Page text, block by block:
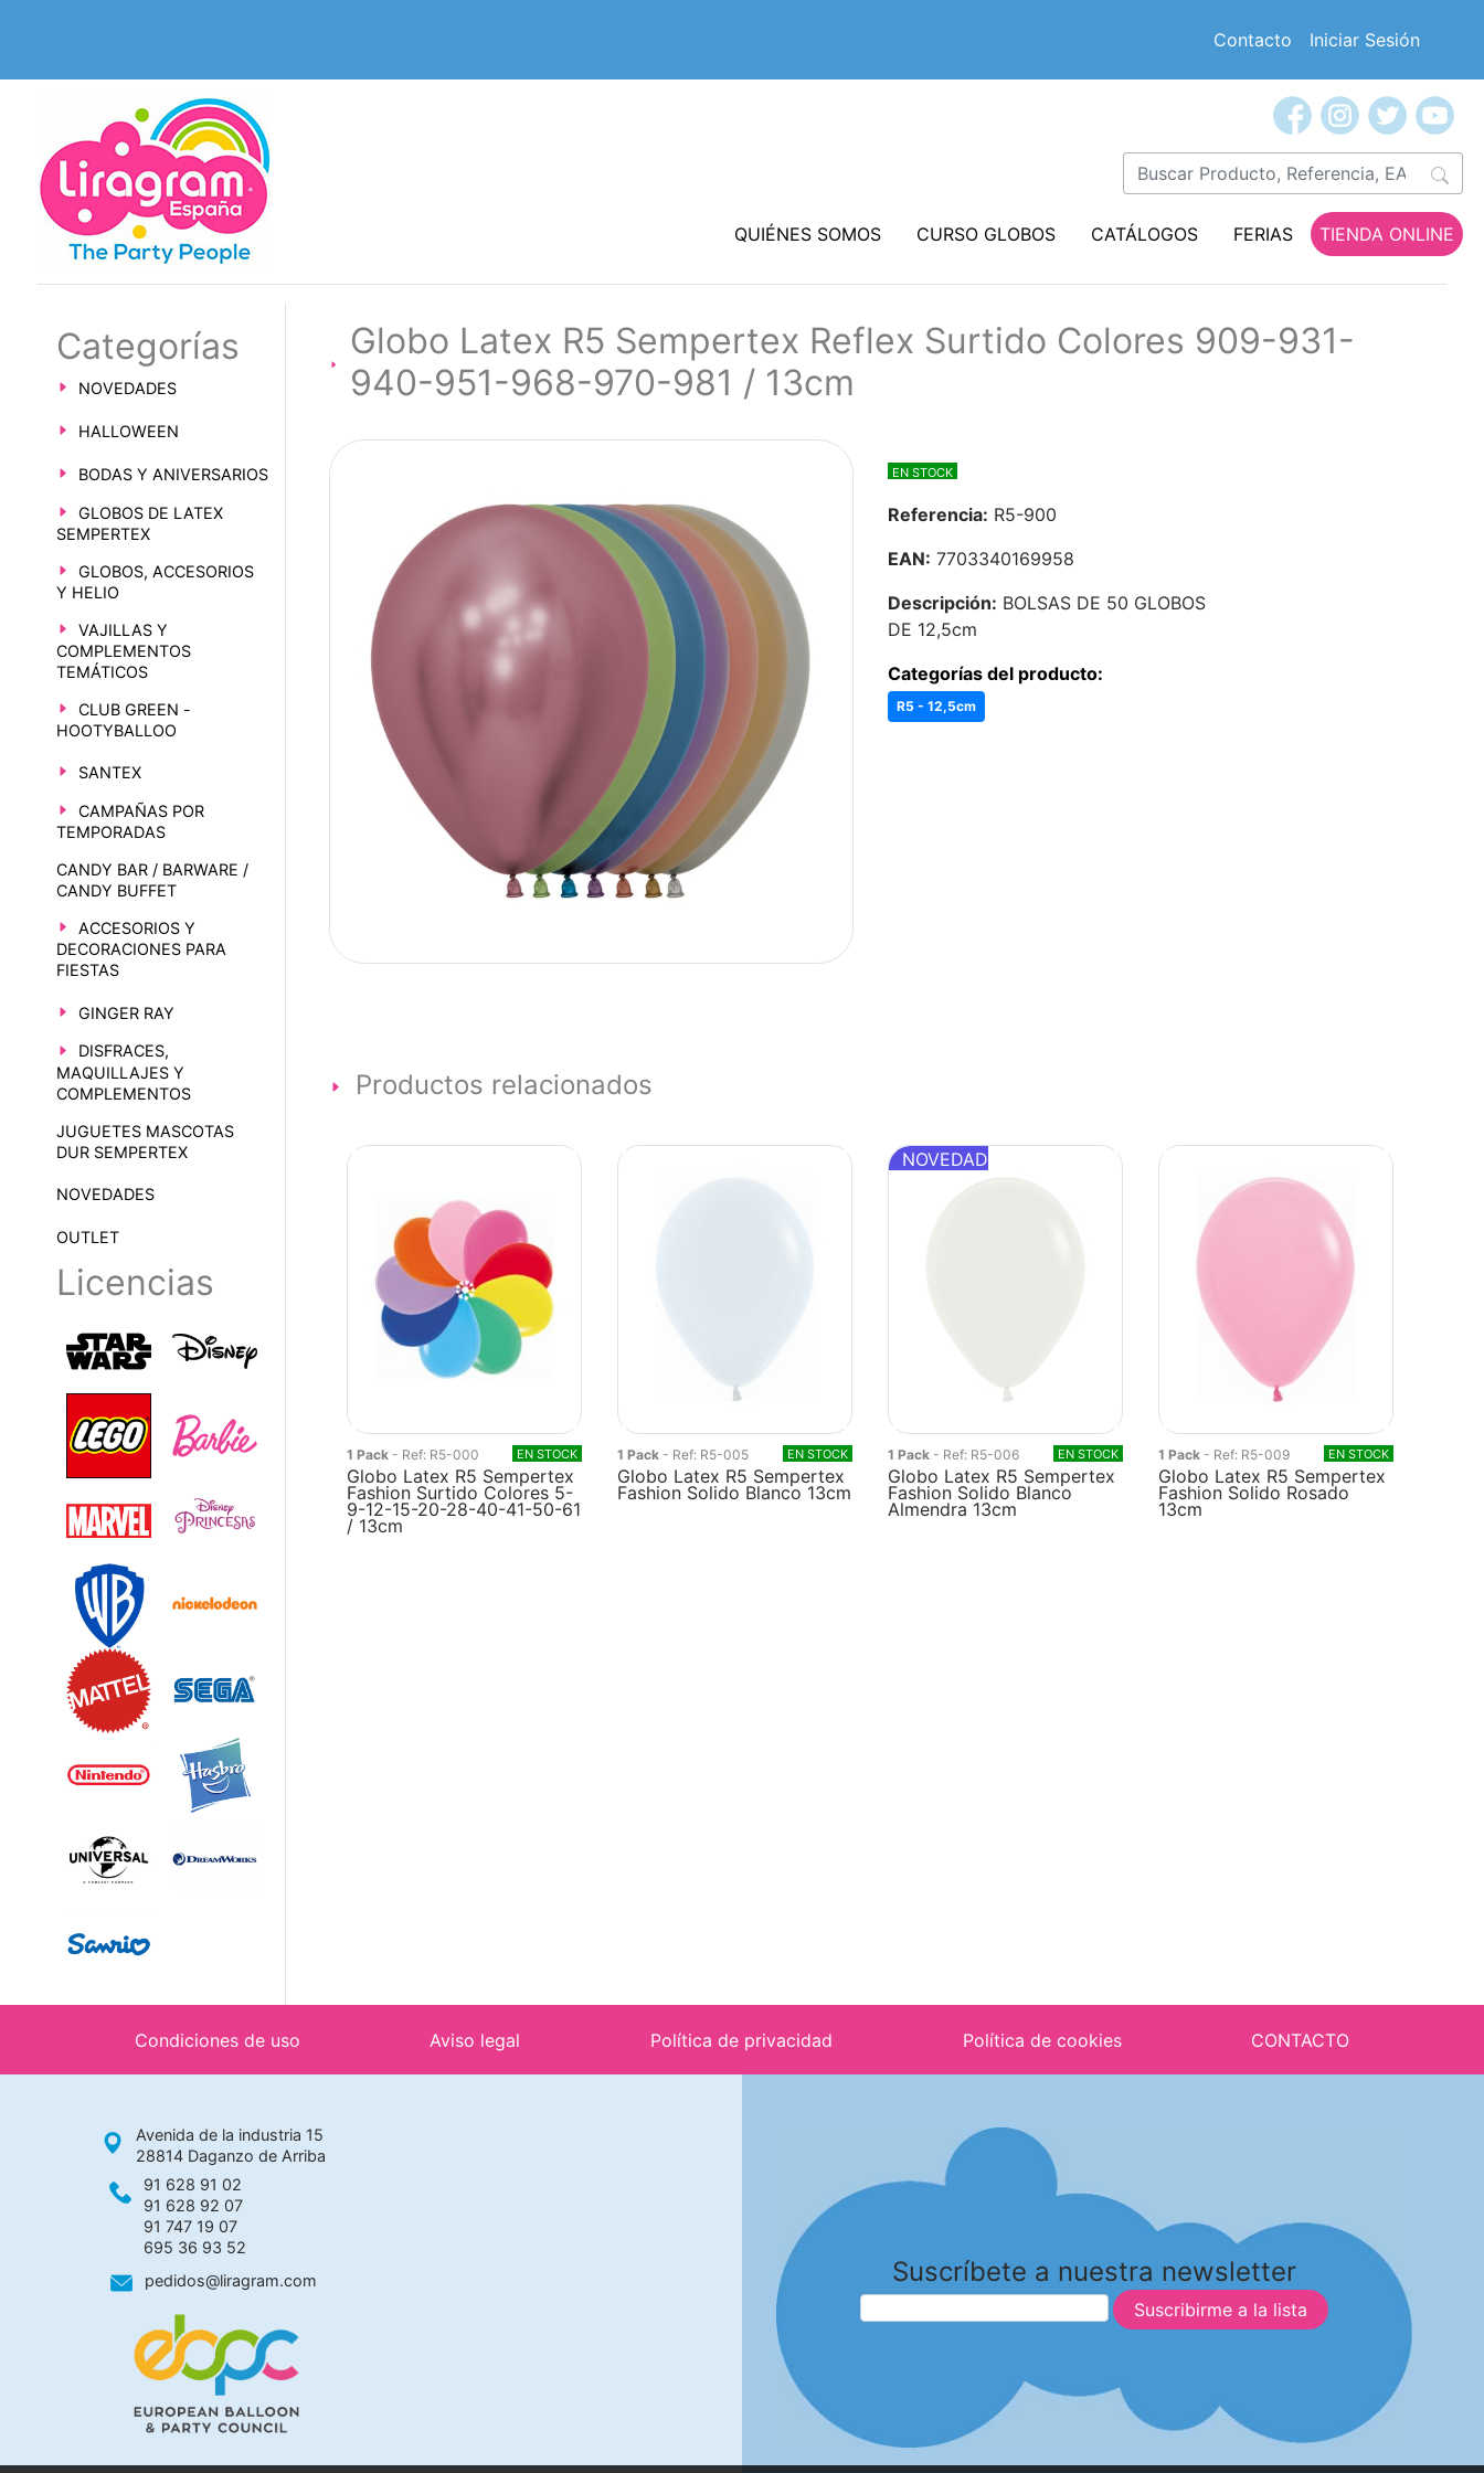
Contacto Iniciar Sesión
QUIÉNES SOMOS CURSO GLOBOS CATÁLOGOS FERIAS TIENDA ONLINE
Categorías
NOVEDADES
HALLOWEEN
BODAS Y ANIVERSARIOS
GLOBOS DE LATEX
SEMPERTEX
GLOBOS, ACCESORIOS
Y HELIO
VAJILLAS Y
COMPLEMENTOS
TEMÁTICOS
CLUB GREEN -
HOOTYBALLOO
SANTEX
CAMPAÑAS POR
TEMPORADAS
CANDY BAR / BARWARE /
CANDY BUFFET
ACCESORIOS Y
DECORACIONES PARA
FIESTAS
GINGER RAY
DISFRACES,
MAQUILLAJES Y
COMPLEMENTOS
JUGUETES MASCOTAS
DUR SEMPERTEX
NOVEDADES
OUTLET
Licencias
Globo Latex R5 Sempertex Reflex Surtido Colores 909-931-
940-951-968-970-981 / 13cm
EN STOCK
Referencia: R5-900
EAN: 7703340169958
Descripción: BOLSAS DE 50 GLOBOS
DE 12,5cm
Categorías del producto:
R5 - 12,5cm
Productos relacionados
1 Pack - Ref: R5-000 EN STOCK
Globo Latex R5 Sempertex
Fashion Surtido Colores 5-
9-12-15-20-28-40-41-50-61
/ 13cm
1 Pack - Ref: R5-005 EN STOCK
Globo Latex R5 Sempertex
Fashion Solido Blanco 13cm
NOVEDAD
1 Pack - Ref: R5-006 EN STOCK
Globo Latex R5 Sempertex
Fashion Solido Blanco
Almendra 13cm
1 Pack - Ref: R5-009 EN STOCK
Globo Latex R5 Sempertex
Fashion Solido Rosado
13cm
Condiciones de uso Aviso legal Política de privacidad Política de cookies CONTACTO
Avenida de la industria 15
28814 Daganzo de Arriba
91 628 91 02
91 628 92 07
91 747 19 07
695 36 93 52
pedidos@liragram.com
Suscríbete a nuestra newsletter
Suscribirme a la lista